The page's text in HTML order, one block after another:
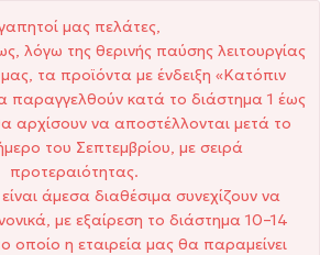
μας πελάτες,
λόγω της θερινής παύσης λειτουργίας
τα προϊόντα με ένδειξη «Κατόπιν
παραγγελθούν κατά το διάστημα 1 έως
αρχίσουν να αποστέλλονται μετά το
του Σεπτεμβρίου, με σειρά
προτεραιότητας.
άμεσα διαθέσιμα συνεχίζουν να
με εξαίρεση το διάστημα 10–14
οποίο η εταιρεία μας θα παραμείνει